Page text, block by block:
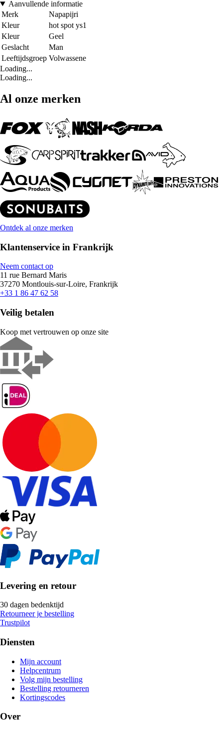
Aanvullende informatie
Merk
Napapijri
Kleur
hot spot ys1
Kleur
Geel
Geslacht
Man
Leeftijdsgroep Volwassene
Loading...
Loading...
Al onze merken
Ontdek al onze merken
Klantenservice in Frankrijk
Neem contact op
11 rue Bernard Maris
37270 Montlouis-sur-Loire, Frankrijk
+33 1 86 47 62 58
Veilig betalen
Koop met vertrouwen op onze site
Levering en retour
30 dagen bedenktijd
Retourneer je bestelling
Trustpilot
Diensten
Mijn account
Helpcentrum
Volg mijn bestelling
Bestelling retourneren
Kortingscodes
Over